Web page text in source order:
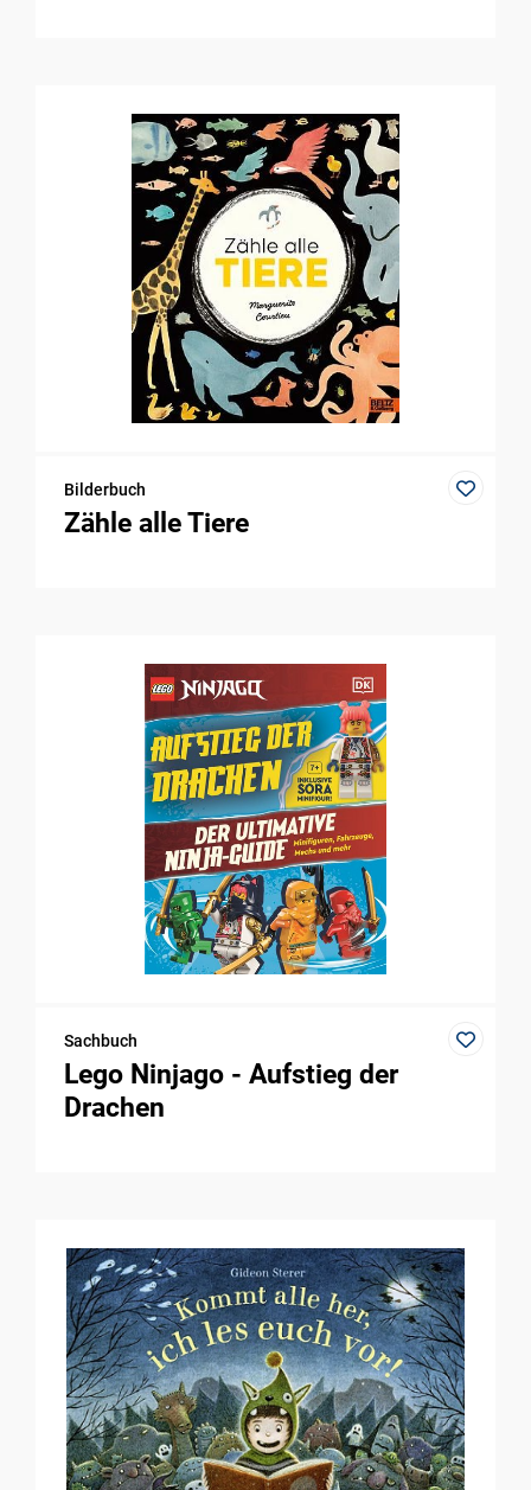
Bilderbuch
Zähle alle Tiere
Sachbuch
Lego Ninjago - Aufstieg der
Drachen